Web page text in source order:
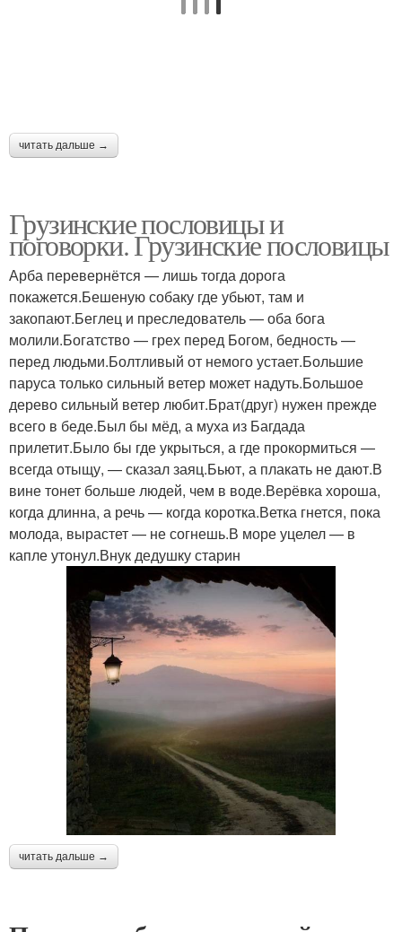
читать дальше →
Грузинские пословицы и
поговорки. Грузинские пословицы
Арба перевернётся — лишь тогда дорога
покажется.Бешеную собаку где убьют, там и
закопают.Беглец и преследователь — оба бога
молили.Богатство — грех перед Богом, бедность —
перед людьми.Болтливый от немого устает.Большие
паруса только сильный ветер может надуть.Большое
дерево сильный ветер любит.Брат(друг) нужен прежде
всего в беде.Был бы мёд, а муха из Багдада
прилетит.Было бы где укрыться, а где прокормиться —
всегда отыщу, — сказал заяц.Бьют, а плакать не дают.В
вине тонет больше людей, чем в воде.Верёвка хороша,
когда длинна, а речь — когда коротка.Ветка гнется, пока
молода, вырастет — не согнешь.В море уцелел — в
капле утонул.Внук дедушку старин
читать дальше →